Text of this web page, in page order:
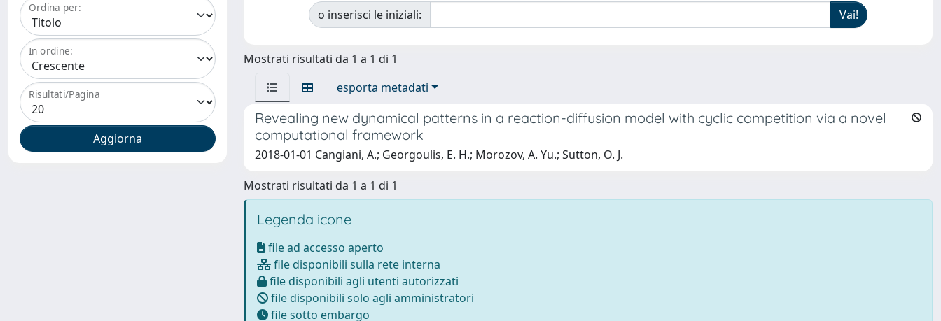
Ordina per:
In ordine:
Risultati/Pagina
o inserisci le iniziali:
Mostrati risultati da 1 a 1 di 1
esporta metadati
Revealing new dynamical patterns in a reaction-diffusion model with cyclic competition via a novel
computational framework
2018-01-01 Cangiani, A.; Georgoulis, E. H.; Morozov, A. Yu.; Sutton, O. J.
Mostrati risultati da 1 a 1 di 1
Legenda icone
file ad accesso aperto
file disponibili sulla rete interna
file disponibili agli utenti autorizzati
file disponibili solo agli amministratori
file sotto embargo